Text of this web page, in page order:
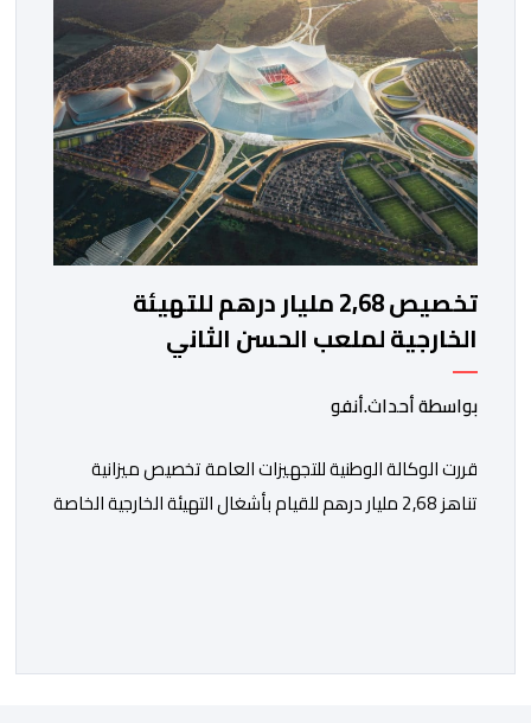
وتعادل، فيما بلغ […]
تخصيص 2,68 مليار درهم للتهيئة
الخارجية لملعب الحسن الثاني
بواسطة أحداث.أنفو
قررت الوكالة الوطنية للتجهيزات العامة تخصيص ميزانية
تناهز 2,68 مليار درهم للقيام بأشغال التهيئة الخارجية الخاصة
الإجمالية لطلبات العروض […]